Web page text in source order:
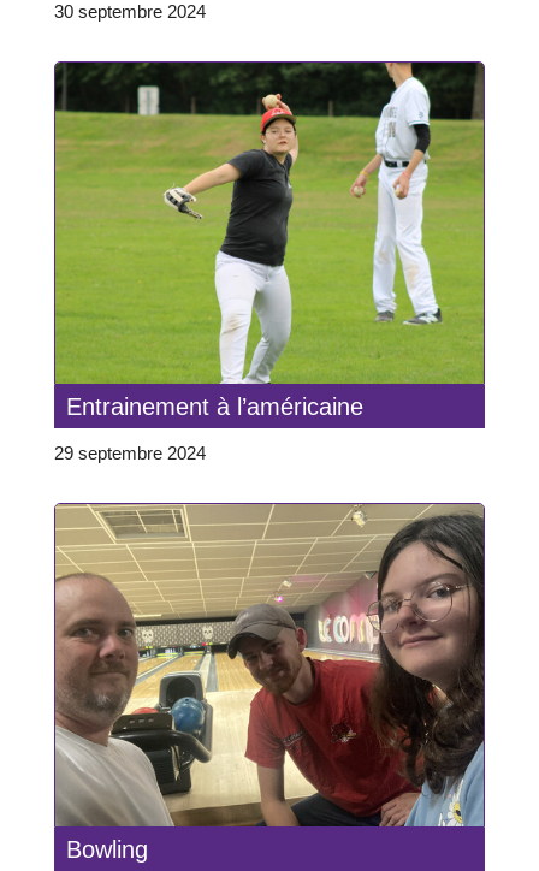
30 septembre 2024
Entrainement à l’américaine
29 septembre 2024
Bowling